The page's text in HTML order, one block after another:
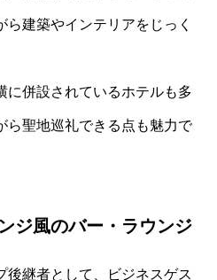
建築やインテリアをじっく
に併設されているホテルも多
ら聖地巡礼できる点も魅力で
ジ風のバー・ラウンジ
後継者として、ビジネスゲス